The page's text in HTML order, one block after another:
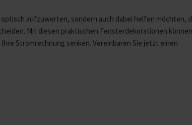
aufzuwerten, sondern auch dabei helfen möchten,
Mit diesen praktischen Fensterdekorationen
Stromrechnung senken. Vereinbaren Sie jetzt einen